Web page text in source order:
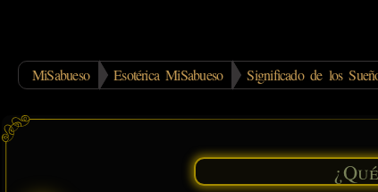
MiSabueso Esotérica MiSabueso Significado de los